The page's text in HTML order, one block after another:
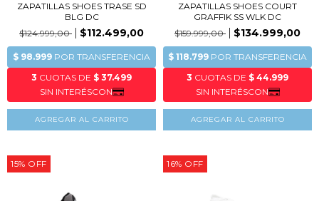
ZAPATILLAS SHOES TRASE SD
BLG DC
$124.999,00
$112.499,00
AGREGAR AL CARRITO
ZAPATILLAS SHOES COURT
GRAFFIK SS WLK DC
$159.999,00
$134.999,00
AGREGAR AL CARRITO
15% OFF 16% OFF